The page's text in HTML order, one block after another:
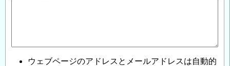
ウェブページのアドレスとメールアドレスは自動的